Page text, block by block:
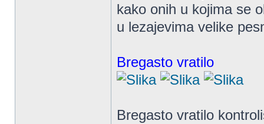
kako onih u kojima se
u lezajevima velike
Bregasto vratilo
Bregasto vratilo